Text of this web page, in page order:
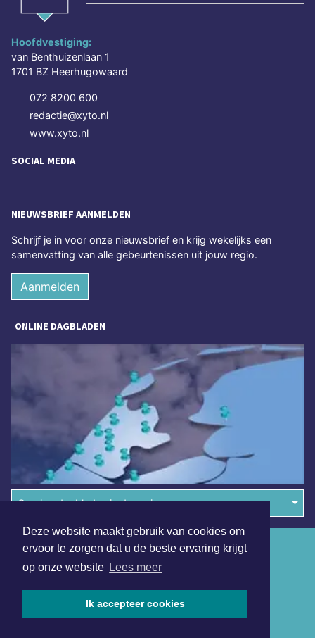
Deze website maakt gebruik van cookies om
ervoor te zorgen dat u de beste ervaring krijgt
op onze website Lees meer
Ik accepteer cookies
Hoofdvestiging:
van Benthuizenlaan 1
1701 BZ Heerhugowaard
072 8200 600
redactie@xyto.nl
www.xyto.nl
SOCIAL MEDIA
NIEUWSBRIEF AANMELDEN
Schrijf je in voor onze nieuwsbrief en krijg wekelijks een
samenvatting van alle gebeurtenissen uit jouw regio.
Aanmelden
ONLINE DAGBLADEN
Overige dagbladen in de regio
Algemene voorwaarden
Disclaimer